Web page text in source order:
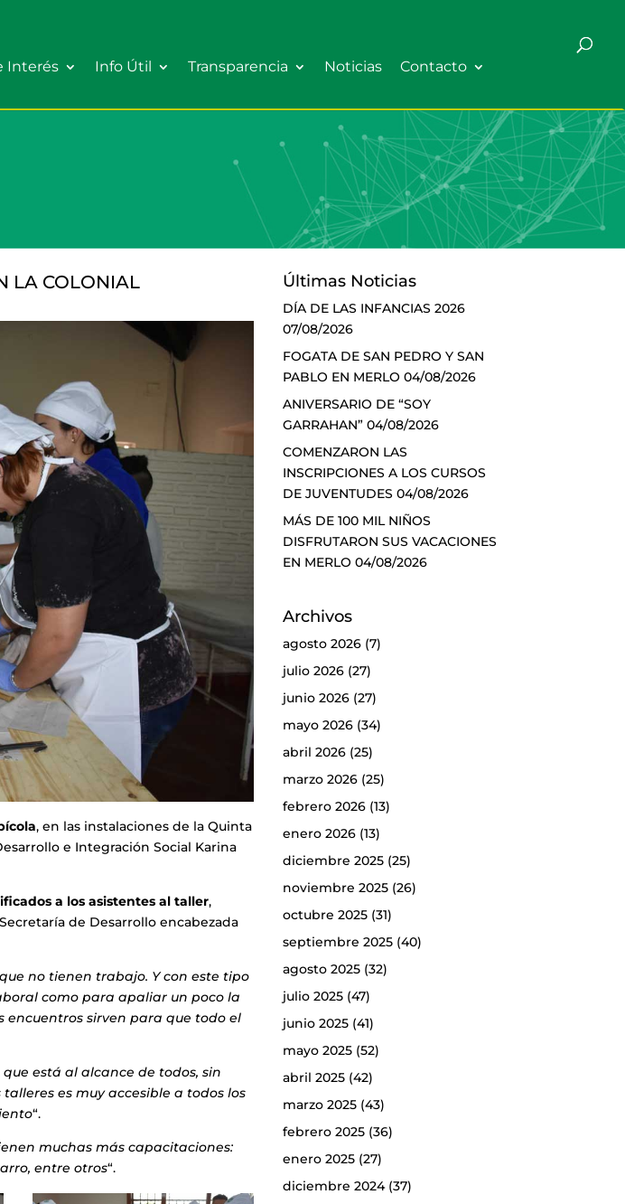
Interés Info Útil Transparencia Noticias Contacto
LA COLONIAL
, en las instalaciones de la Quinta
e Integración Social Karina
a los asistentes al taller,
de Desarrollo encabezada
no tienen trabajo. Y con este tipo
como para apaliar un poco la
encuentros sirven para que todo el
está al alcance de todos, sin
es muy accesible a todos los
“.
muchas más capacitaciones:
entre otros“.
Últimas Noticias
DÍA DE LAS INFANCIAS 2026
07/08/2026
FOGATA DE SAN PEDRO Y SAN
PABLO EN MERLO 04/08/2026
ANIVERSARIO DE “SOY
GARRAHAN” 04/08/2026
COMENZARON LAS
INSCRIPCIONES A LOS CURSOS
DE JUVENTUDES 04/08/2026
MÁS DE 100 MIL NIÑOS
DISFRUTARON SUS VACACIONES
EN MERLO 04/08/2026
Archivos
agosto 2026(7)
julio 2026(27)
junio 2026(27)
mayo 2026(34)
abril 2026(25)
marzo 2026(25)
febrero 2026(13)
enero 2026(13)
diciembre 2025(25)
noviembre 2025(26)
octubre 2025(31)
septiembre 2025(40)
agosto 2025(32)
julio 2025(47)
junio 2025(41)
mayo 2025(52)
abril 2025(42)
marzo 2025(43)
febrero 2025(36)
enero 2025(27)
diciembre 2024(37)